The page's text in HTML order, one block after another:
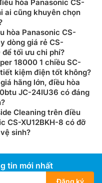
hòa Panasonic CS-
ai cũng khuyên chọn
hòa Panasonic CS-
dòng giá rẻ CS-
để tối ưu chi phí?
18000 1 chiều SC-
kiệm điện tốt không?
hãng lớn, điều hòa
JC-24IU36 có đáng
Cleaning trên điều
CS-XU12BKH-8 có đỡ
sinh?
tin mới nhất